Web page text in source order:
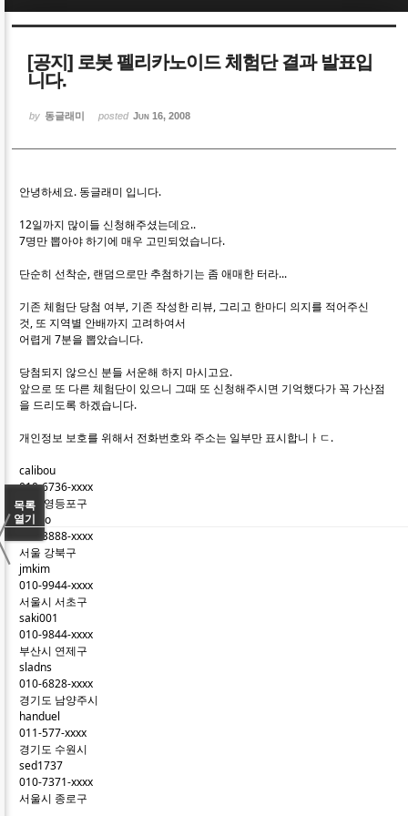
[공지] 로봇 펠리카노이드 체험단 결과 발표입
니다.
by 동글래미 posted Jun 16, 2008
안녕하세요. 동글래미 입니다.
12일까지 많이들 신청해주셨는데요..
7명만 뽑아야 하기에 매우 고민되었습니다.
단순히 선착순, 랜덤으로만 추첨하기는 좀 애매한 터라...
기존 체험단 당첨 여부, 기존 작성한 리뷰, 그리고 한마디 의지를 적어주신
것, 또 지역별 안배까지 고려하여서
어렵게 7분을 뽑았습니다.
당첨되지 않으신 분들 서운해 하지 마시고요.
앞으로 또 다른 체험단이 있으니 그때 또 신청해주시면 기억했다가 꼭 가산점
을 드리도록 하겠습니다.
개인정보 보호를 위해서 전화번호와 주소는 일부만 표시합니ㅏㄷ.
calibou
010-6736-xxxx
서울 영등포구
oh5no
010-3888-xxxx
서울 강북구
jmkim
010-9944-xxxx
서울시 서초구
saki001
010-9844-xxxx
부산시 연제구
sladns
010-6828-xxxx
경기도 남양주시
handuel
011-577-xxxx
경기도 수원시
sed1737
010-7371-xxxx
서울시 종로구
목록
열기
Sketchbook5, 스케치북5
Sketchbook5, 스케치북5
Sketchbook5, 스케치북5
Sketchbook5, 스케치북5